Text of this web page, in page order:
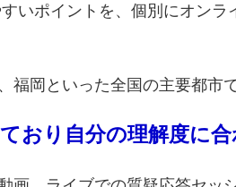
いポイントを、個別にオン
福岡といった全国の主要都市
おり自分の理解度に